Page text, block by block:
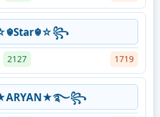
2127 1719